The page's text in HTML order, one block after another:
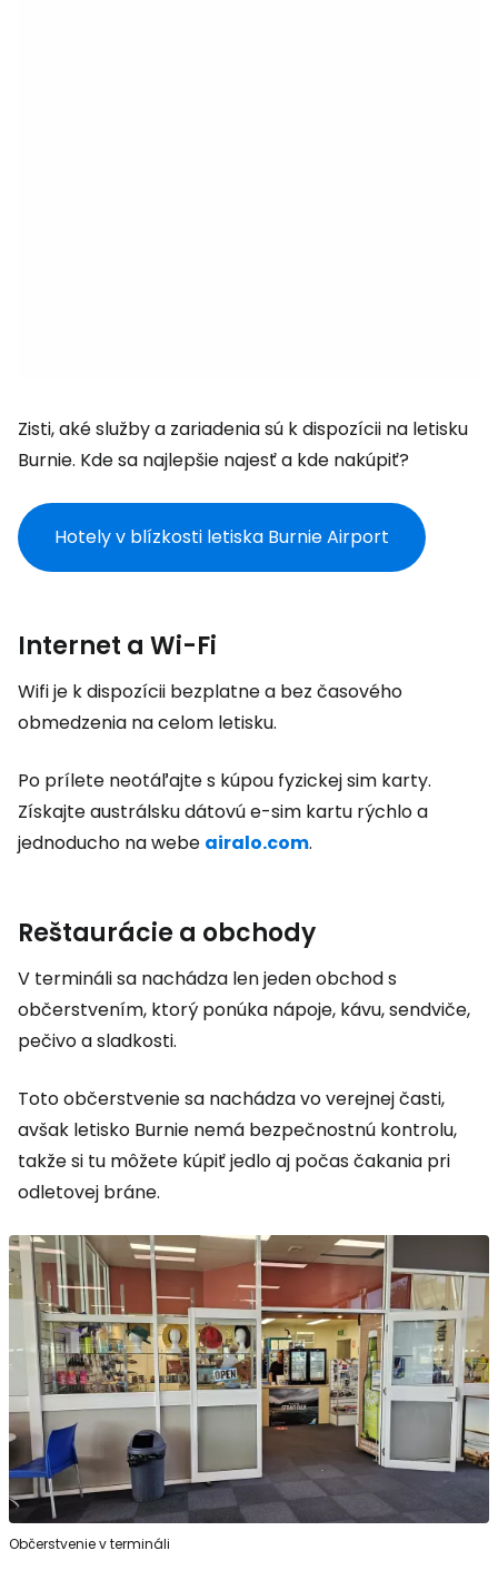
Zisti, aké služby a zariadenia sú k dispozícii na letisku
Burnie. Kde sa najlepšie najesť a kde nakúpiť?
Hotely v blízkosti letiska Burnie Airport
Internet a Wi-Fi
Wifi je k dispozícii bezplatne a bez časového
obmedzenia na celom letisku.
Po prílete neotáľajte s kúpou fyzickej sim karty.
Získajte austrálsku dátovú e-sim kartu rýchlo a
jednoducho na webe airalo.com.
Reštaurácie a obchody
V termináli sa nachádza len jeden obchod s
občerstvením, ktorý ponúka nápoje, kávu, sendviče,
pečivo a sladkosti.
Toto občerstvenie sa nachádza vo verejnej časti,
avšak letisko Burnie nemá bezpečnostnú kontrolu,
takže si tu môžete kúpiť jedlo aj počas čakania pri
odletovej bráne.
Občerstvenie v termináli